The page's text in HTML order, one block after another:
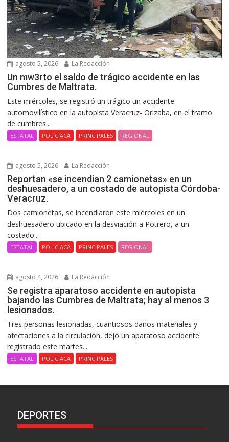
agosto 5, 2026 La Redacción
Un mw3rto el saldo de trágico accidente en las
Cumbres de Maltrata.
Este miércoles, se registró un trágico un accidente
automovilístico en la autopista Veracruz- Orizaba, en el tramo
de cumbres...
ESTATAL POLICIACA PRINCIPALES REGIONAL
agosto 5, 2026 La Redacción
Reportan «se incendian 2 camionetas» en un
deshuesadero, a un costado de autopista Córdoba-
Veracruz.
Dos camionetas, se incendiaron este miércoles en un
deshuesadero ubicado en la desviación a Potrero, a un
costado...
ESTATAL POLICIACA PRINCIPALES REGIONAL
agosto 4, 2026 La Redacción
Se registra aparatoso accidente en autopista
bajando las Cumbres de Maltrata; hay al menos 3
lesionados.
Tres personas lesionadas, cuantiosos daños materiales y
afectaciones a la circulación, dejó un aparatoso accidente
registrado este martes...
ESTATAL POLICIACA PRINCIPALES
DEPORTES